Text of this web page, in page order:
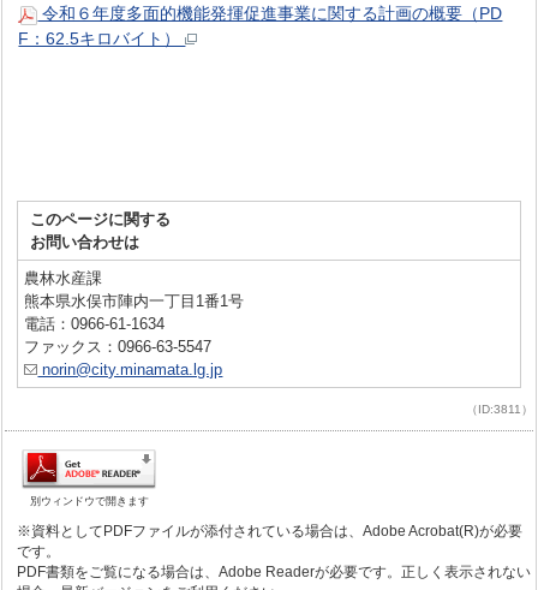
令和６年度多面的機能発揮促進事業に関する計画の概要（PD
F：62.5キロバイト）
このページに関する
お問い合わせは
農林水産課
熊本県水俣市陣内一丁目1番1号
電話：0966-61-1634
ファックス：0966-63-5547
norin@city.minamata.lg.jp
（ID:3811）
別ウィンドウで開きます
※資料としてPDFファイルが添付されている場合は、Adobe Acrobat(R)が必要
です。
PDF書類をご覧になる場合は、Adobe Readerが必要です。正しく表示されない